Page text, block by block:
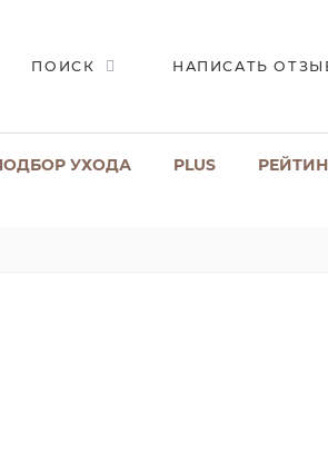
ПОИСК НАПИСАТЬ
УХОДА PLUS